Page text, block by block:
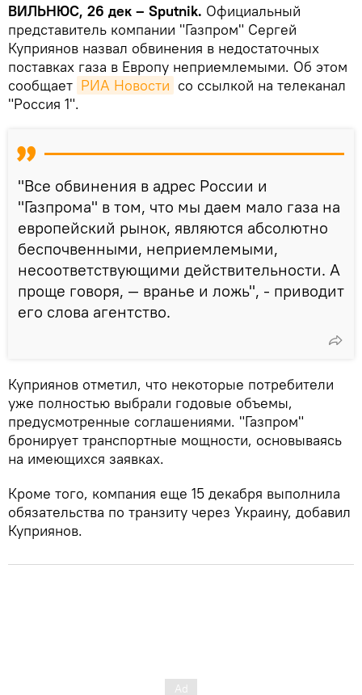
ВИЛЬНЮС, 26 дек – Sputnik. Официальный
представитель компании "Газпром" Сергей
Куприянов назвал обвинения в недостаточных
поставках газа в Европу неприемлемыми. Об этом
сообщает РИА Новости со ссылкой на телеканал
"Россия 1".
"Все обвинения в адрес России и
"Газпрома" в том, что мы даем мало газа на
европейский рынок, являются абсолютно
беспочвенными, неприемлемыми,
несоответствующими действительности. А
проще говоря, — вранье и ложь", - приводит
его слова агентство.
Куприянов отметил, что некоторые потребители
уже полностью выбрали годовые объемы,
предусмотренные соглашениями. "Газпром"
бронирует транспортные мощности, основываясь
на имеющихся заявках.
Кроме того, компания еще 15 декабря выполнила
обязательства по транзиту через Украину, добавил
Куприянов.